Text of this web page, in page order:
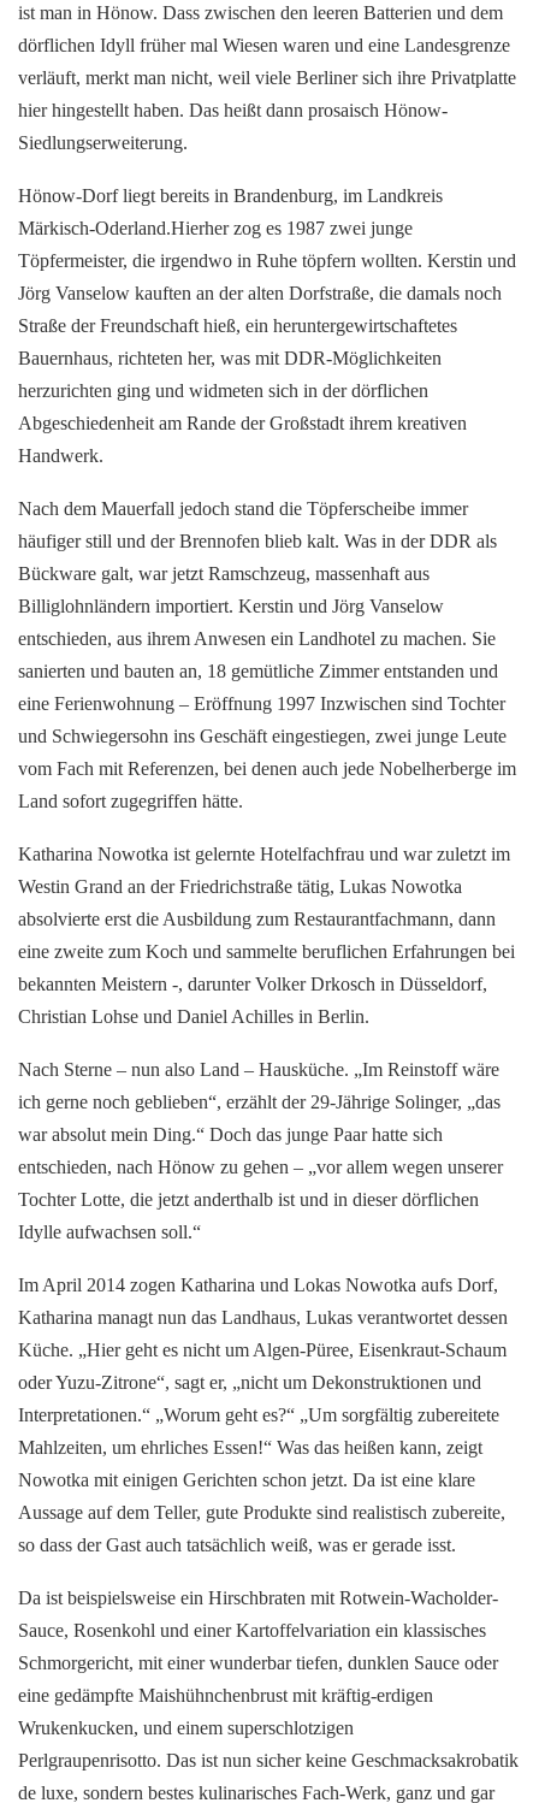
ist man in Hönow. Dass zwischen den leeren Batterien und dem
dörflichen Idyll früher mal Wiesen waren und eine Landesgrenze
verläuft, merkt man nicht, weil viele Berliner sich ihre Privatplatte
hier hingestellt haben. Das heißt dann prosaisch Hönow-
Siedlungserweiterung.
Hönow-Dorf liegt bereits in Brandenburg, im Landkreis
Märkisch-Oderland.Hierher zog es 1987 zwei junge
Töpfermeister, die irgendwo in Ruhe töpfern wollten. Kerstin und
Jörg Vanselow kauften an der alten Dorfstraße, die damals noch
Straße der Freundschaft hieß, ein heruntergewirtschaftetes
Bauernhaus, richteten her, was mit DDR-Möglichkeiten
herzurichten ging und widmeten sich in der dörflichen
Abgeschiedenheit am Rande der Großstadt ihrem kreativen
Handwerk.
Nach dem Mauerfall jedoch stand die Töpferscheibe immer
häufiger still und der Brennofen blieb kalt. Was in der DDR als
Bückware galt, war jetzt Ramschzeug, massenhaft aus
Billiglohnländern importiert. Kerstin und Jörg Vanselow
entschieden, aus ihrem Anwesen ein Landhotel zu machen. Sie
sanierten und bauten an, 18 gemütliche Zimmer entstanden und
eine Ferienwohnung – Eröffnung 1997 Inzwischen sind Tochter
und Schwiegersohn ins Geschäft eingestiegen, zwei junge Leute
vom Fach mit Referenzen, bei denen auch jede Nobelherberge im
Land sofort zugegriffen hätte.
Katharina Nowotka ist gelernte Hotelfachfrau und war zuletzt im
Westin Grand an der Friedrichstraße tätig, Lukas Nowotka
absolvierte erst die Ausbildung zum Restaurantfachmann, dann
eine zweite zum Koch und sammelte beruflichen Erfahrungen bei
bekannten Meistern -, darunter Volker Drkosch in Düsseldorf,
Christian Lohse und Daniel Achilles in Berlin.
Nach Sterne – nun also Land – Hausküche. „Im Reinstoff wäre
ich gerne noch geblieben“, erzählt der 29-Jährige Solinger, „das
war absolut mein Ding.“ Doch das junge Paar hatte sich
entschieden, nach Hönow zu gehen – „vor allem wegen unserer
Tochter Lotte, die jetzt anderthalb ist und in dieser dörflichen
Idylle aufwachsen soll.“
Im April 2014 zogen Katharina und Lokas Nowotka aufs Dorf,
Katharina managt nun das Landhaus, Lukas verantwortet dessen
Küche. „Hier geht es nicht um Algen-Püree, Eisenkraut-Schaum
oder Yuzu-Zitrone“, sagt er, „nicht um Dekonstruktionen und
Interpretationen.“ „Worum geht es?“ „Um sorgfältig zubereitete
Mahlzeiten, um ehrliches Essen!“ Was das heißen kann, zeigt
Nowotka mit einigen Gerichten schon jetzt. Da ist eine klare
Aussage auf dem Teller, gute Produkte sind realistisch zubereite,
so dass der Gast auch tatsächlich weiß, was er gerade isst.
Da ist beispielsweise ein Hirschbraten mit Rotwein-Wacholder-
Sauce, Rosenkohl und einer Kartoffelvariation ein klassisches
Schmorgericht, mit einer wunderbar tiefen, dunklen Sauce oder
eine gedämpfte Maishühnchenbrust mit kräftig-erdigen
Wrukenkucken, und einem superschlotzigen
Perlgraupenrisotto. Das ist nun sicher keine Geschmacksakrobatik
de luxe, sondern bestes kulinarisches Fach-Werk, ganz und gar